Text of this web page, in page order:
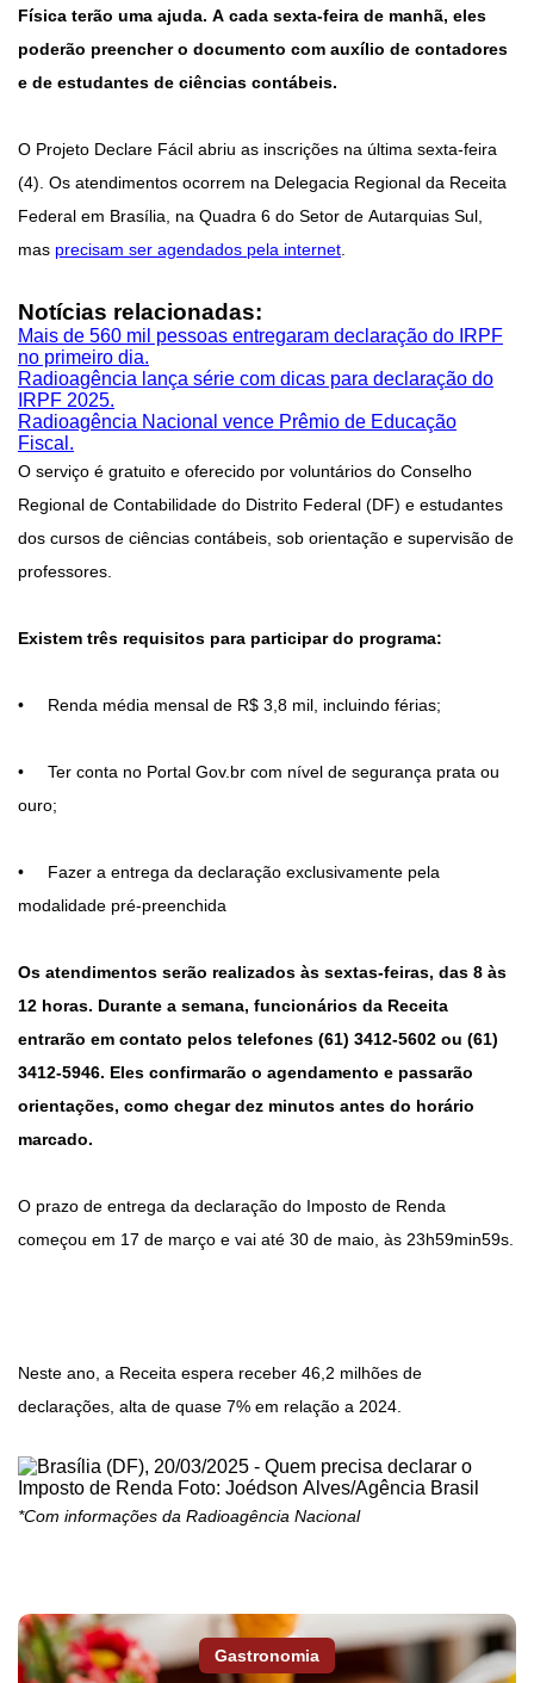
Física terão uma ajuda. A cada sexta-feira de manhã, eles
poderão preencher o documento com auxílio de contadores
e de estudantes de ciências contábeis.
O Projeto Declare Fácil abriu as inscrições na última sexta-feira
(4). Os atendimentos ocorrem na Delegacia Regional da Receita
Federal em Brasília, na Quadra 6 do Setor de Autarquias Sul,
mas precisam ser agendados pela internet.
Notícias relacionadas:
Mais de 560 mil pessoas entregaram declaração do IRPF
no primeiro dia.
Radioagência lança série com dicas para declaração do
IRPF 2025.
Radioagência Nacional vence Prêmio de Educação
Fiscal.
O serviço é gratuito e oferecido por voluntários do Conselho
Regional de Contabilidade do Distrito Federal (DF) e estudantes
dos cursos de ciências contábeis, sob orientação e supervisão de
professores.
Existem três requisitos para participar do programa:
• Renda média mensal de R$ 3,8 mil, incluindo férias;
• Ter conta no Portal Gov.br com nível de segurança prata ou
ouro;
• Fazer a entrega da declaração exclusivamente pela
modalidade pré-preenchida
Os atendimentos serão realizados às sextas-feiras, das 8 às
12 horas. Durante a semana, funcionários da Receita
entrarão em contato pelos telefones (61) 3412-5602 ou (61)
3412-5946. Eles confirmarão o agendamento e passarão
orientações, como chegar dez minutos antes do horário
marcado.
O prazo de entrega da declaração do Imposto de Renda
começou em 17 de março e vai até 30 de maio, às 23h59min59s.
Neste ano, a Receita espera receber 46,2 milhões de
declarações, alta de quase 7% em relação a 2024.
*Com informações da Radioagência Nacional
Gastronomia